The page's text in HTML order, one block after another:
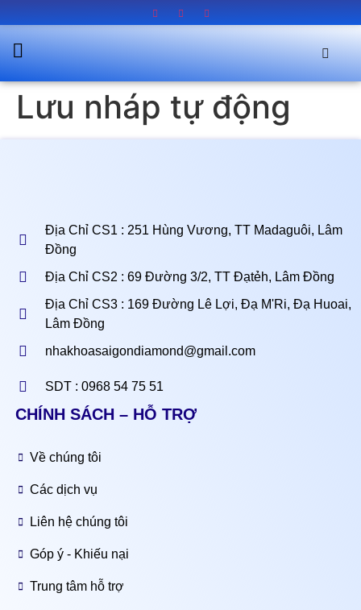
Lưu nháp tự động
Địa Chỉ CS1 : 251 Hùng Vương, TT Madaguôi, Lâm
Đồng
Địa Chỉ CS2 : 69 Đường 3/2, TT Đạtẻh, Lâm Đồng
Địa Chỉ CS3 : 169 Đường Lê Lợi, Đạ M'Ri, Đạ Huoai,
Lâm Đồng
nhakhoasaigondiamond@gmail.com
SDT : 0968 54 75 51
CHÍNH SÁCH – HỖ TRỢ
Về chúng tôi
Các dịch vụ
Liên hệ chúng tôi
Góp ý - Khiếu nại
Trung tâm hỗ trợ